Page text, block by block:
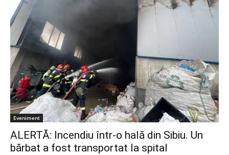
Eveniment
ALERTĂ: Incendiu într-o hală din Sibiu. Un
bărbat a fost transportat la spital